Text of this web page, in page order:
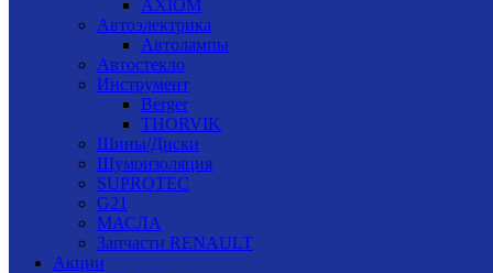
AXIOM
Автоэлектрика
Автолампы
Автостекло
Инструмент
Berger
THORVIK
Шины/Диски
Шумоизоляция
SUPROTEC
G21
МАСЛА
Запчасти RENAULT
Акции